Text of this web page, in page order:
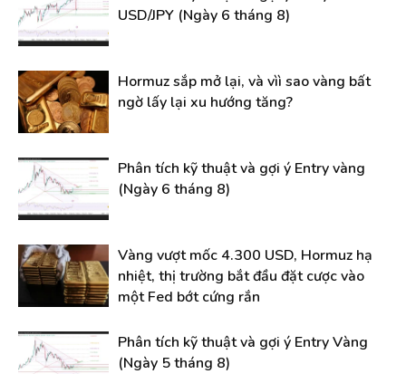
USD/JPY (Ngày 6 tháng 8)
Hormuz sắp mở lại, và vìì sao vàng bất
ngờ lấy lại xu hướng tăng?
Phân tích kỹ thuật và gợi ý Entry vàng
(Ngày 6 tháng 8)
Vàng vượt mốc 4.300 USD, Hormuz hạ
nhiệt, thị trường bắt đầu đặt cược vào
một Fed bớt cứng rắn
Phân tích kỹ thuật và gợi ý Entry Vàng
(Ngày 5 tháng 8)